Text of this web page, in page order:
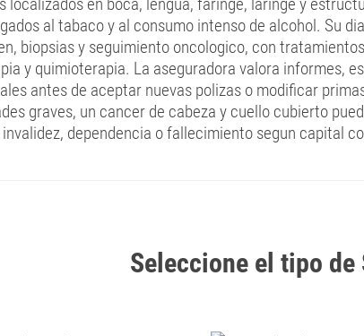
al tabaco y al consumo intenso de alcohol. Su
biopsias y seguimiento oncologico, con
y quimioterapia. La aseguradora valora informes,
antes de aceptar nuevas polizas o modificar
graves, un cancer de cabeza y cuello cubierto
dependencia o fallecimiento segun capital
Seleccione el tipo de